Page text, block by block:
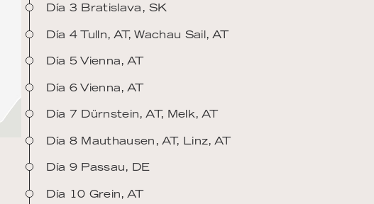
Día 3 Bratislava, SK
Día 4 Tulln, AT, Wachau Sail, AT
Día 5 Vienna, AT
Día 6 Vienna, AT
Día 7 Dürnstein, AT, Melk, AT
Día 8 Mauthausen, AT, Linz, AT
Día 9 Passau, DE
Día 10 Grein, AT